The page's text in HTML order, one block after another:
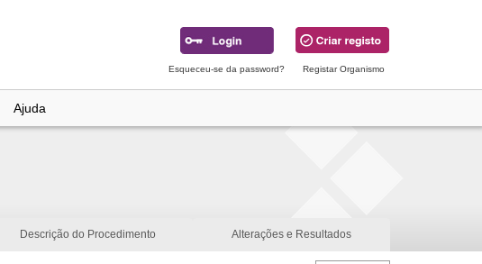
Esqueceu-se da password? Registar Organismo
Ajuda
Descrição do Procedimento Alterações e Resultados